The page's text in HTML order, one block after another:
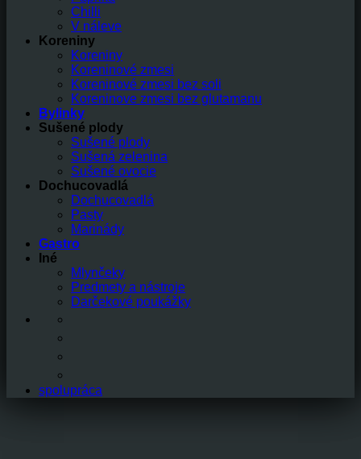
Chilli
V náleve
Koreniny
Koreniny
Koreninové zmesi
Koreninové zmesi bez soli
Koreninove zmesi bez glutamanu
Bylinky
Sušené plody
Sušené plody
Sušená zelenina
Sušené ovocie
Dochucovadlá
Dochucovadlá
Pasty
Marinády
Gastro
Iné
Mlynčeky
Predmety a nástroje
Darčekové poukážky
spolupráca